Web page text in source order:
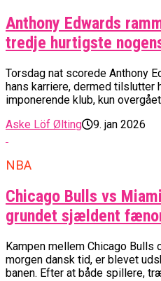
Anthony Edwards
tredje hurtigste
Torsdag nat scorede Anthony
hans karriere, dermed
imponerende klub, kun
Aske Löf Ølting
9. jan 2026
NBA
Chicago Bulls vs
grundet sjældent
Kampen mellem Chicago
morgen dansk tid, er blevet
banen. Efter at både spillere,